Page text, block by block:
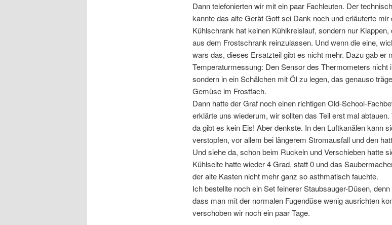
Dann telefonierten wir mit ein paar Fachleuten. Der
kannte das alte Gerät Gott sei Dank noch und erläuterte
Kühlschrank hat keinen Kühlkreislauf, sondern nur
aus dem Frostschrank reinzulassen. Und wenn die eine,
wars das, dieses Ersatzteil gibt es nicht mehr. Dazu gab er
Temperaturmessung: Den Sensor des Thermometers nicht
sondern in ein Schälchen mit Öl zu legen, das genauso
Gemüse im Frostfach.
Dann hatte der Graf noch einen richtigen Old-School-
erklärte uns wiederum, wir sollten das Teil erst mal
da gibt es kein Eis! Aber denkste. In den Luftkanälen kann
verstopfen, vor allem bei längerem Stromausfall und den
Und siehe da, schon beim Ruckeln und Verschieben hatte
Kühlseite hatte wieder 4 Grad, statt 0 und das
der alte Kasten nicht mehr ganz so asthmatisch fauchte.
Ich bestellte noch ein Set feinerer Staubsauger-Düsen,
dass man mit der normalen Fugendüse wenig ausrichten
verschoben wir noch ein paar Tage.